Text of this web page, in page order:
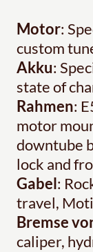
Motor:
custom
Akku:
state of
Rahmen:
motor
downtube
lock and
Gabel:
travel,
Bremse
caliper,